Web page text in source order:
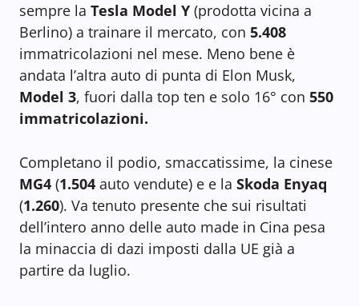
sempre la Tesla Model Y (prodotta vicina a
Berlino) a trainare il mercato, con 5.408
immatricolazioni nel mese. Meno bene è
andata l’altra auto di punta di Elon Musk,
Model 3, fuori dalla top ten e solo 16° con 550
immatricolazioni.
Completano il podio, smaccatissime, la cinese
MG4 (1.504 auto vendute) e e la Skoda Enyaq
(1.260). Va tenuto presente che sui risultati
dell’intero anno delle auto made in Cina pesa
la minaccia di dazi imposti dalla UE già a
partire da luglio.